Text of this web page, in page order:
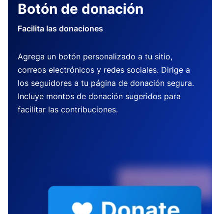
Botón de donación
Facilita las donaciones
Agrega un botón personalizado a tu sitio,
correos electrónicos y redes sociales. Dirige a
los seguidores a tu página de donación segura.
Incluye montos de donación sugeridos para
facilitar las contribuciones.